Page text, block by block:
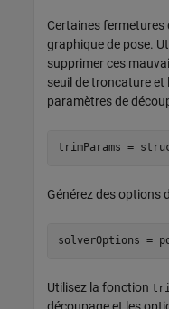
Certaines fermetures
graphique de pose.
supprimer ces
seuil de troncature
paramètres de
trimParams =
Générez des options
solverOptions =
Utilisez la fonction